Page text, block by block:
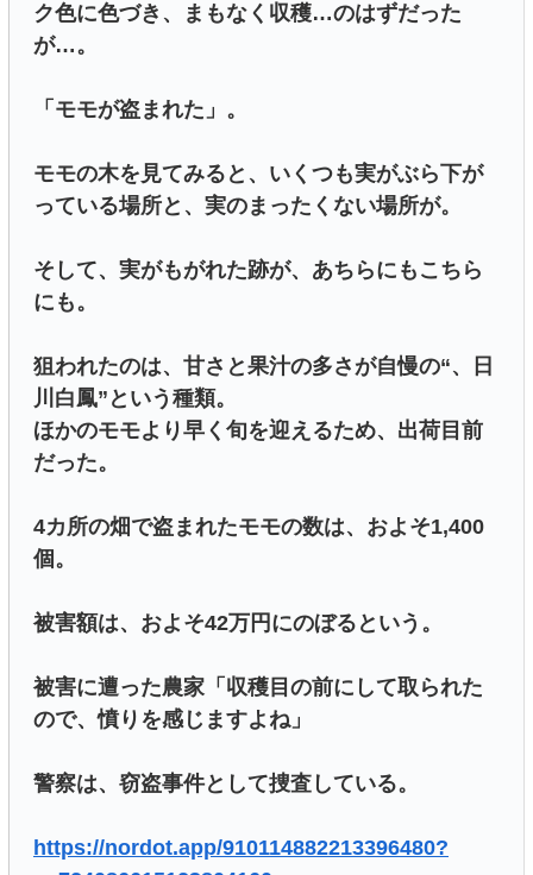
ク色に色づき、まもなく収穫…のはずだった
が…。
「モモが盗まれた」。
モモの木を見てみると、いくつも実がぶら下が
っている場所と、実のまったくない場所が。
そして、実がもがれた跡が、あちらにもこちら
にも。
狙われたのは、甘さと果汁の多さが自慢の“、日
川白鳳”という種類。
ほかのモモより早く旬を迎えるため、出荷目前
だった。
4カ所の畑で盗まれたモモの数は、およそ1,400
個。
被害額は、およそ42万円にのぼるという。
被害に遭った農家「収穫目の前にして取られた
ので、憤りを感じますよね」
警察は、窃盗事件として捜査している。
https://nordot.app/910114882213396480?